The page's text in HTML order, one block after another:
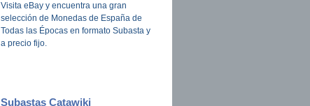
Visita eBay y encuentra una gran
selección de Monedas de España de
Todas las Épocas en formato Subasta y
a precio fijo.
Subastas Catawiki